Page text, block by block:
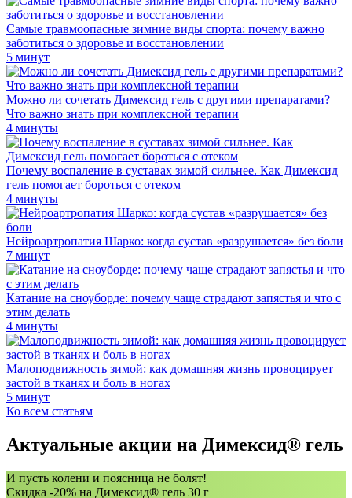
Самые травмоопасные зимние виды спорта: почему важно
заботиться о здоровье и восстановлении
5 минут
Можно ли сочетать Димексид гель с другими препаратами?
Что важно знать при комплексной терапии
4 минуты
Почему воспаление в суставах зимой сильнее. Как Димексид
гель помогает бороться с отеком
4 минуты
Нейроартропатия Шарко: когда сустав «разрушается» без боли
7 минут
Катание на сноуборде: почему чаще страдают запястья и что с
этим делать
4 минуты
Малоподвижность зимой: как домашняя жизнь провоцирует
застой в тканях и боль в ногах
5 минут
Ко всем статьям
Актуальные акции на Димексид® гель
И пусть колени и поясница не болят!
Скидка -20% на Димексид® гель 30 г